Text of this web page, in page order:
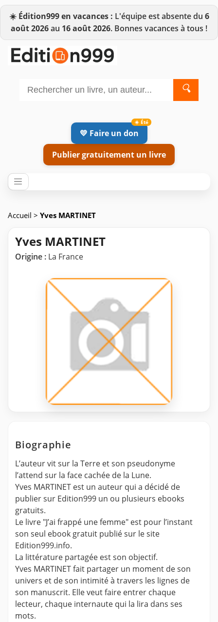
☀️ Édition999 en vacances : L'équipe est absente du 6
août 2026au 16 août 2026. Bonnes vacances à tous !
🔍
💛 Faire un don
Publier gratuitement un livre
Accueil > Yves MARTINET
Yves MARTINET
Origine : La France
Biographie
L’auteur vit sur la Terre et son pseudonyme
l’attend sur la face cachée de la Lune.
Yves MARTINET est un auteur qui a décidé de
publier sur Edition999 un ou plusieurs ebooks
gratuits.
Le livre "J’ai frappé une femme" est pour l’instant
son seul ebook gratuit publié sur le site
Edition999.info.
La littérature partagée est son objectif.
Yves MARTINET fait partager un moment de son
univers et de son intimité à travers les lignes de
son manuscrit. Elle veut faire entrer chaque
lecteur, chaque internaute qui la lira dans ses
mots.